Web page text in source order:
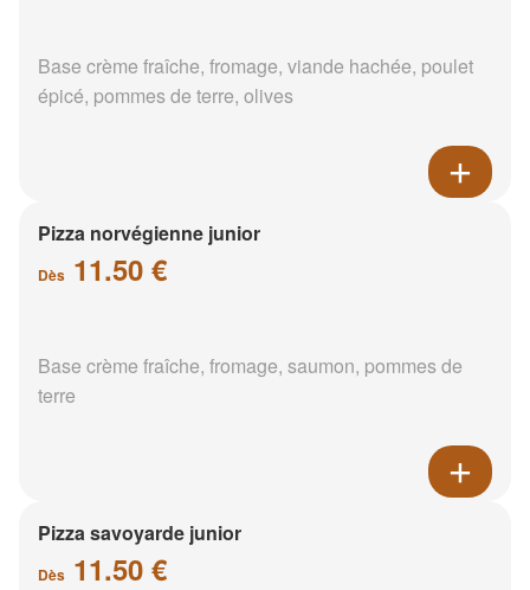
Base crème fraîche, fromage, viande hachée, poulet
épicé, pommes de terre, olives
Pizza norvégienne junior
Dès 11.50 €
Base crème fraîche, fromage, saumon, pommes de
terre
Pizza savoyarde junior
Dès 11.50 €